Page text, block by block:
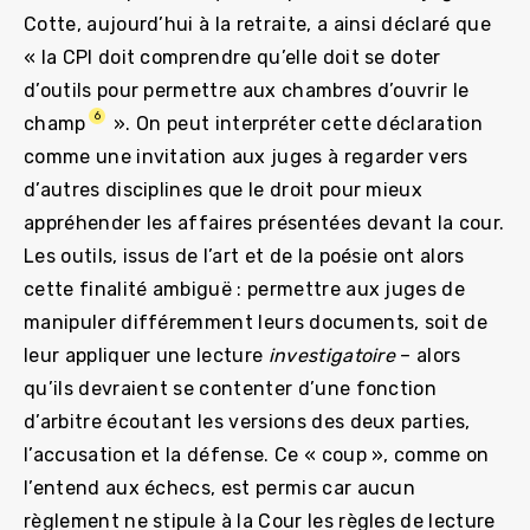
Cotte, aujourd’hui à la retraite, a ainsi déclaré que
« la CPI doit comprendre qu’elle doit se doter
d’outils pour permettre aux chambres d’ouvrir le
champ
6
». On peut interpréter cette déclaration
comme une invitation aux juges à regarder vers
d’autres disciplines que le droit pour mieux
appréhender les affaires présentées devant la cour.
Les outils, issus de l’art et de la poésie ont alors
cette finalité ambiguë : permettre aux juges de
manipuler différemment leurs documents, soit de
leur appliquer une lecture investigatoire– alors
qu’ils devraient se contenter d’une fonction
d’arbitre écoutant les versions des deux parties,
l’accusation et la défense. Ce « coup », comme on
l’entend aux échecs, est permis car aucun
règlement ne stipule à la Cour les règles de lecture